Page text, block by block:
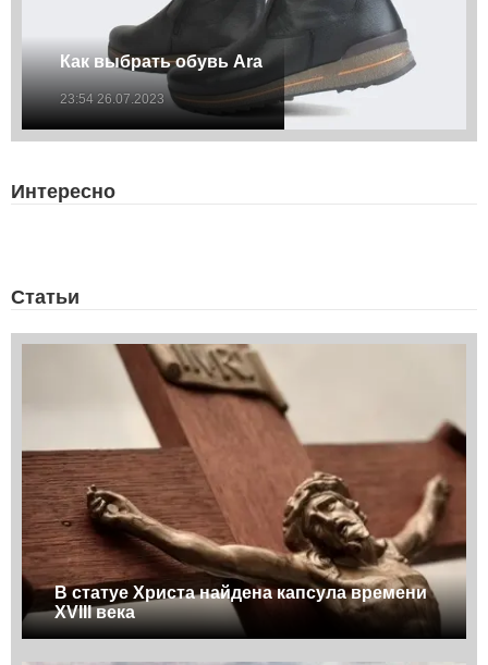
Как выбрать обувь Ara
23:54 26.07.2023
Интересно
Статьи
В статуе Христа найдена капсула времени
XVIII века